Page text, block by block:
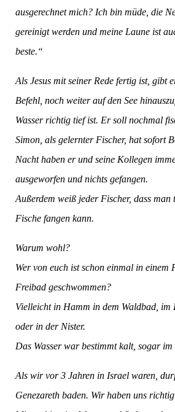
ausgerechnet mich? Ich bin müde, die
gereinigt werden und meine Laune ist
beste.“
Als Jesus mit seiner Rede fertig ist, gibt
Befehl, noch weiter auf den See
Wasser richtig tief ist. Er soll nochmal
Simon, als gelernter Fischer, hat sofort
Nacht haben er und seine Kollegen
ausgeworfen und nichts gefangen.
Außerdem weiß jeder Fischer, dass man
Fische fangen kann.
Warum wohl?
Wer von euch ist schon einmal in einem
Freibad geschwommen?
Vielleicht in Hamm in dem Waldbad, im
oder in der Nister.
Das Wasser war bestimmt kalt, sogar im
Als wir vor 3 Jahren in Israel waren,
Genezareth baden. Wir haben uns